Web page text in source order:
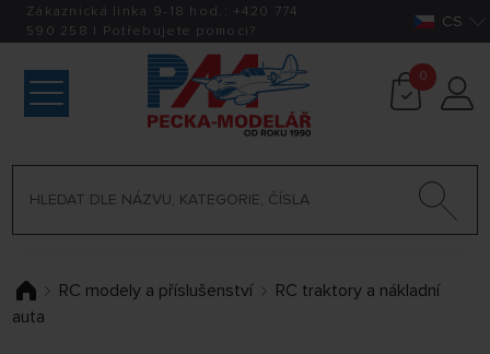
Zákaznická linka 9-18 hod.: +420 774
590 258 | Potřebujete pomoci? CS
0
RC modely a příslušenství
RC traktory a nákladní
auta